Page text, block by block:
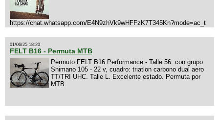
https://chat.whatsapp.com/E4N9zhVk9wHFFzK7T345Kn?mode=ac_t
01/06/25 18:20
FELT B16 - Permuta MTB
Permuto FELT B16 Performance - Talle 56. con grupo
Shimano 105 - 22 v, cuadro: triatlon carbono dual aero
TT/TRI UHC. Talle L. Excelente estado. Permuta por
MTB.